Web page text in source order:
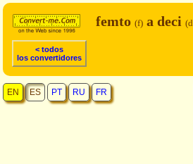
< todos
los convertidores
femto (f) a deci
EN ES PT RU FR